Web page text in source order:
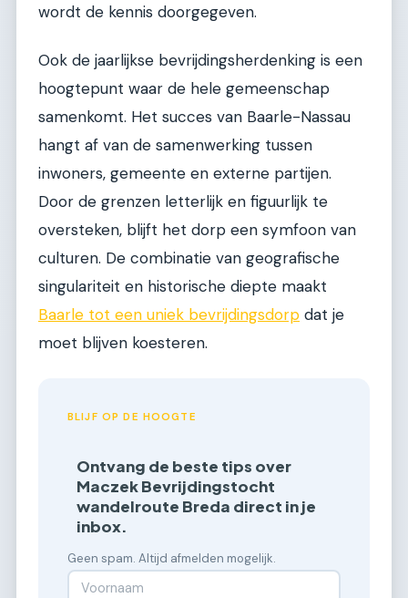
wordt de kennis doorgegeven.
Ook de jaarlijkse bevrijdingsherdenking is een
hoogtepunt waar de hele gemeenschap
samenkomt. Het succes van Baarle-Nassau
hangt af van de samenwerking tussen
inwoners, gemeente en externe partijen.
Door de grenzen letterlijk en figuurlijk te
oversteken, blijft het dorp een symfoon van
culturen. De combinatie van geografische
singulariteit en historische diepte maakt
Baarle tot een uniek bevrijdingsdorp dat je
moet blijven koesteren.
BLIJF OP DE HOOGTE
Ontvang de beste tips over
Maczek Bevrijdingstocht
wandelroute Breda direct in je
inbox.
Geen spam. Altijd afmelden mogelijk.